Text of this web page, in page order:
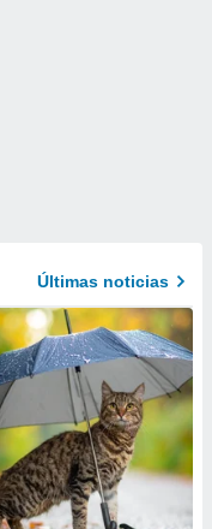
Últimas noticias